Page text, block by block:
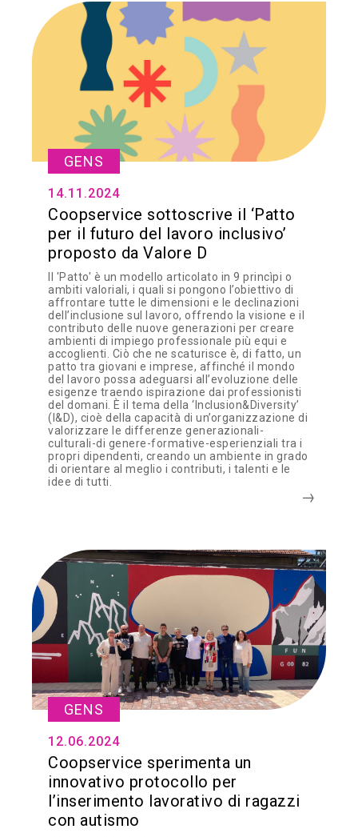
GENS
14.11.2024
Coopservice sottoscrive il ‘Patto
per il futuro del lavoro inclusivo’
proposto da Valore D
Il 'Patto' è un modello articolato in 9 princìpi o
ambiti valoriali, i quali si pongono l’obiettivo di
affrontare tutte le dimensioni e le declinazioni
dell’inclusione sul lavoro, offrendo la visione e il
contributo delle nuove generazioni per creare
ambienti di impiego professionale più equi e
accoglienti. Ciò che ne scaturisce è, di fatto, un
patto tra giovani e imprese, affinché il mondo
del lavoro possa adeguarsi all’evoluzione delle
esigenze traendo ispirazione dai professionisti
del domani. È il tema della ‘Inclusion&Diversity’
(I&D), cioè della capacità di un’organizzazione di
valorizzare le differenze generazionali-
culturali-di genere-formative-esperienziali tra i
propri dipendenti, creando un ambiente in grado
di orientare al meglio i contributi, i talenti e le
idee di tutti.
GENS
12.06.2024
Coopservice sperimenta un
innovativo protocollo per
l’inserimento lavorativo di ragazzi
con autismo